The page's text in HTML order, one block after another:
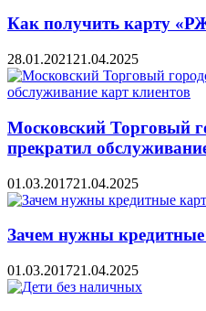
Как получить карту
28.01.2021 21.04.2025
Московский Торговый
прекратил
01.03.201721.04.2025
Зачем нужны
01.03.201721.04.2025